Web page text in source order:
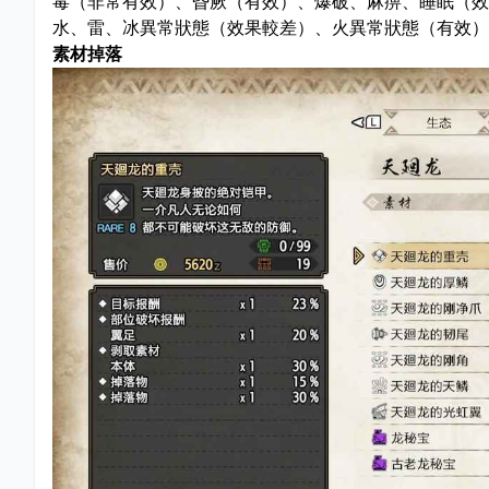
水、雷、冰異常狀態（效果較差）、火異常狀態（有效）
素材掉落